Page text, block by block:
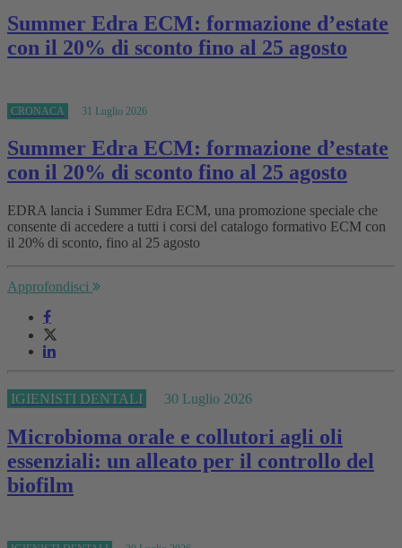
Summer Edra ECM: formazione d’estate
con il 20% di sconto fino al 25 agosto
CRONACA 31 Luglio 2026
Summer Edra ECM: formazione d’estate
con il 20% di sconto fino al 25 agosto
EDRA lancia i Summer Edra ECM, una promozione speciale che
consente di accedere a tutti i corsi del catalogo formativo ECM con
il 20% di sconto, fino al 25 agosto
Approfondisci
IGIENISTI DENTALI 30 Luglio 2026
Microbioma orale e collutori agli oli
essenziali: un alleato per il controllo del
biofilm